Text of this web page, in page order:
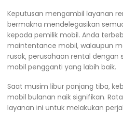
Keputusan mengambil layanan
bermakna mendelegasikan
kepada pemilik mobil. Anda
maintentance mobil, walaupun
rusak, perusahaan rental dengan
mobil pengganti yang labih baik.
Saat musim libur panjang tiba,
mobil bulanan naik signifikan.
layanan ini untuk melakukan